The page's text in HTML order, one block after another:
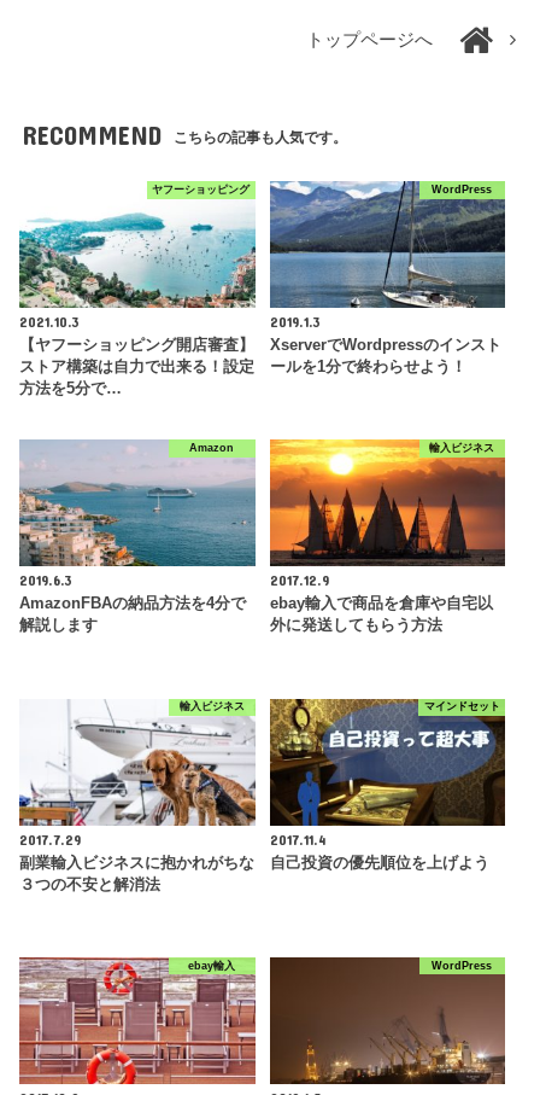
トップページへ
RECOMMEND こちらの記事も人気です。
ヤフーショッピング
2021.10.3
【ヤフーショッピング開店審査】
ストア構築は自力で出来る！設定
方法を5分で…
WordPress
2019.1.3
XserverでWordpressのインスト
ールを1分で終わらせよう！
Amazon
2019.6.3
AmazonFBAの納品方法を4分で
解説します
輸入ビジネス
2017.12.9
ebay輸入で商品を倉庫や自宅以
外に発送してもらう方法
輸入ビジネス
2017.7.29
副業輸入ビジネスに抱かれがちな
３つの不安と解消法
マインドセット
2017.11.4
自己投資の優先順位を上げよう
ebay輸入 WordPress